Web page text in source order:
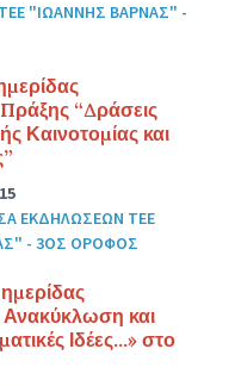
"ΙΩΑΝΝΗΣ ΒΑΡΝΑΣ" -
“Δράσεις
Καινοτομίας και
ΕΚΔΗΛΩΣΕΩΝ ΤΕΕ
- 3ΟΣ ΟΡΟΦΟΣ
και
Ιδέες…» στο